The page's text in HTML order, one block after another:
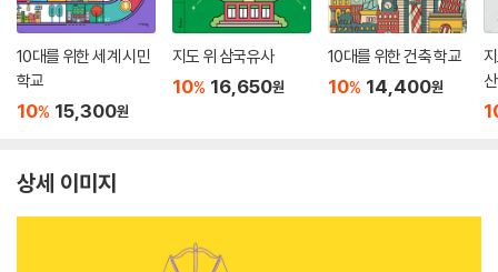
10대를 위한 세계 시민
학교
10% 15,300원
지도 위 삼국유사
10% 16,650원
10대를 위한 건축 학교
10% 14,400원
상세 이미지